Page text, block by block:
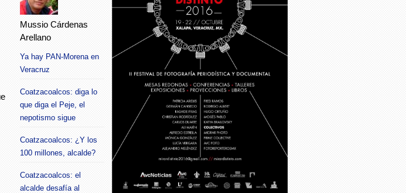
Mussio Cárdenas
Arellano
Ya hay PAN-Morena en
Veracruz
Coatzacoalcos: diga lo
que diga el Peje, el
nepotismo sigue
Coatzacoalcos: ¿Y los
100 millones, alcalde?
Coatzacoalcos: el
alcalde desafía al